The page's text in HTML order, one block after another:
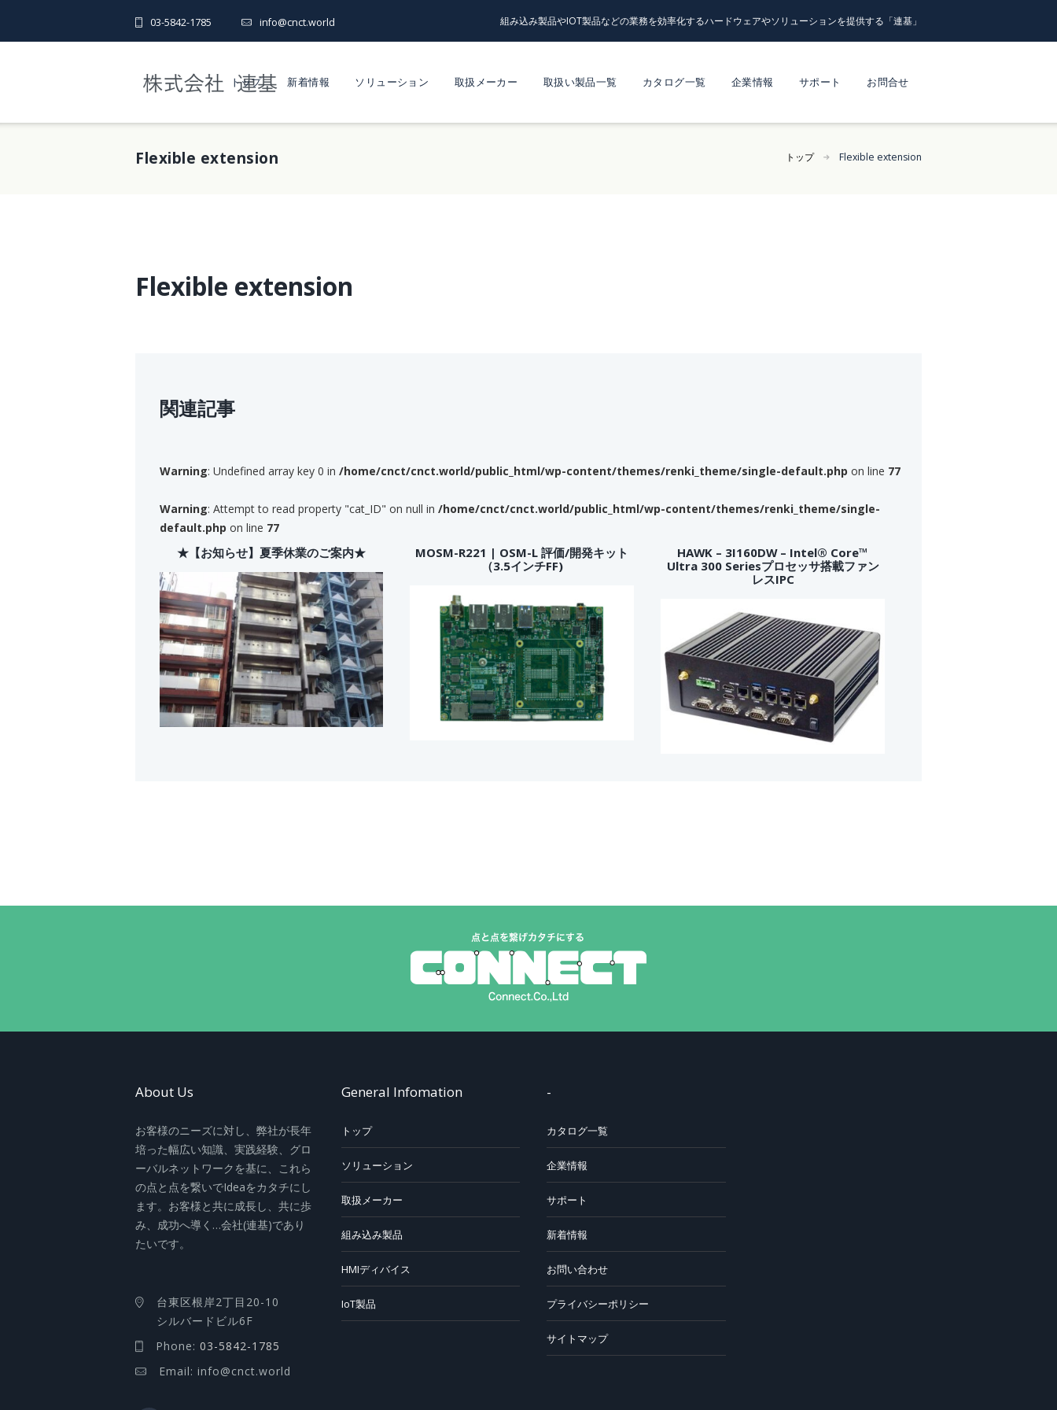
03-5842-1785 info@cnct.world 組み込み製品やIOT製品などの業務を効率化するハードウェアやソリューションを提供する「連基」
トップ 新着情報 ソリューション 取扱メーカー 取扱い製品一覧 カタログ一覧 企業情報 サポート お問合せ
Flexible extension トップ Flexible extension
Flexible extension
関連記事
Warning: Undefined array key 0 in /home/cnct/cnct.world/public_html/wp-content/themes/renki_theme/single-default.php on line 77
Warning: Attempt to read property "cat_ID" on null in /home/cnct/cnct.world/public_html/wp-content/themes/renki_theme/single-
default.php on line 77
★【お知らせ】夏季休業のご案内★
MOSM-R221 | OSM-L 評価/開発キット
（3.5インチFF)
HAWK – 3I160DW – Intel® Core™
Ultra 300 Seriesプロセッサ搭載ファン
レスIPC
About Us
お客様のニーズに対し、弊社が長年
培った幅広い知識、実践経験、グロ
ーバルネットワークを基に、これら
の点と点を繋いでIdeaをカタチにし
ます。お客様と共に成長し、共に歩
み、成功へ導く…会社(連基)であり
たいです。
台東区根岸2丁目20-10
シルバードビル6F
Phone: 03-5842-1785
Email: info@cnct.world
General Infomation
トップ
ソリューション
取扱メーカー
組み込み製品
HMIディバイス
IoT製品
-
カタログ一覧
企業情報
サポート
新着情報
お問い合わせ
プライバシーポリシー
サイトマップ